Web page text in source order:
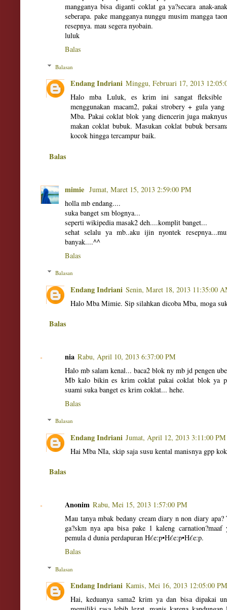
mangganya bisa diganti coklat ga ya?secara anak-
seberapa. pake mangganya nunggu musim mangga
resepnya. mau segera nyobain.
luluk
Balas
Balasan
Endang Indriani Minggu, Februari 17, 2013
Halo mba Luluk, es krim ini sangat fleksible
menggunakan macam2, pakai strobery + gula
Mba. Pakai coklat blok yang diencerin juga
makan coklat bubuk. Masukan coklat bubuk
kocok hingga tercampur baik.
Balas
mimie Jumat, Maret 15, 2013 2:59:00 PM
holla mb endang....
suka banget sm blognya...
seperti wikipedia masak2 deh....komplit banget...
sehat selalu ya mb..aku ijin nyontek
banyak....^^
Balas
Balasan
Endang Indriani Senin, Maret 18, 2013 11:35:00
Halo Mba Mimie. Sip silahkan dicoba Mba, moga
Balas
nia Rabu, April 10, 2013 6:37:00 PM
Halo mb salam kenal... baca2 blok ny mb jd pengen
Mb kalo bikin es krim coklat pakai coklat blok ya
suami suka banget es krim coklat... hehe.
Balas
Balasan
Endang Indriani Jumat, April 12, 2013 3:11:00 PM
Hai Mba NIa, skip saja susu kental manisnya gpp
Balas
Anonim Rabu, Mei 15, 2013 1:57:00 PM
Mau tanya mbak bedany cream diary n non diary
ga?skm nya apa bisa pake 1 kaleng
pemula d dunia perdapuran Hέe:p•Hέe:p•Hέe:p.
Balas
Balasan
Endang Indriani Kamis, Mei 16, 2013 12:05:00 PM
Hai, keduanya sama2 krim ya dan bisa dipakai